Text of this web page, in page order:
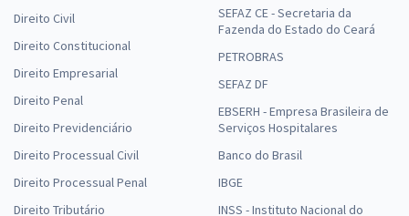
Direito Civil
Direito Constitucional
Direito Empresarial
Direito Penal
Direito Previdenciário
Direito Processual Civil
Direito Processual Penal
Direito Tributário
SEFAZ CE - Secretaria da
Fazenda do Estado do Ceará
PETROBRAS
SEFAZ DF
EBSERH - Empresa Brasileira de
Serviços Hospitalares
Banco do Brasil
IBGE
INSS - Instituto Nacional do